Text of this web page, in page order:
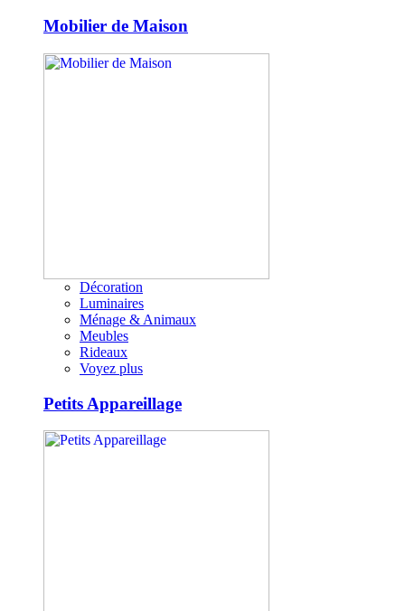
Mobilier de Maison
Décoration
Luminaires
Ménage & Animaux
Meubles
Rideaux
Voyez plus
Petits Appareillage